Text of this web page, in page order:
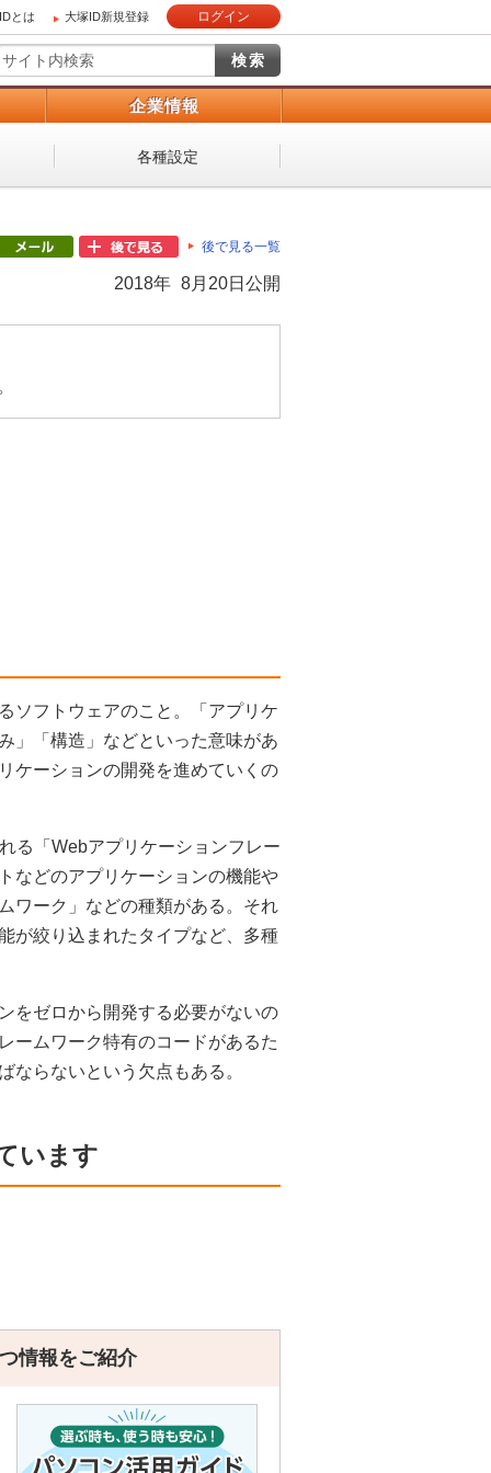
とは 大塚ID新規登録 ログイン
企業情報
各種設定
後で見る一覧
2018年 8月20日公開
ソフトウェアのこと。「アプリケ
」「構造」などといった意味があ
ケーションの開発を進めていくの
る「Webアプリケーションフレー
などのアプリケーションの機能や
ワーク」などの種類がある。それ
が絞り込まれたタイプなど、多種
をゼロから開発する必要がないの
ームワーク特有のコードがあるた
ならないという欠点もある。
います
情報をご紹介